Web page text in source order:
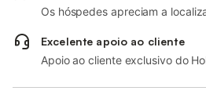
Os hóspedes apreciam a
Excelente apoio ao cliente
Apoio ao cliente exclusivo do